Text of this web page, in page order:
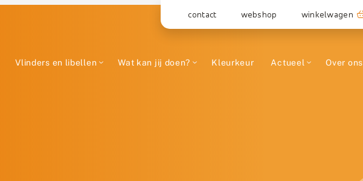
contact webshop winkelwagen
Vlinders en libellen Wat kan jij doen? Kleurkeur Actueel Over ons